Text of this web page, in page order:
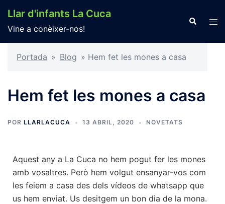
Llar d'infants La Cuca
Vine a conèixer-nos!
Portada » Blog » Hem fet les mones a casa
Hem fet les mones a casa
POR LLARLACUCA 13 ABRIL, 2020 NOVETATS
Aquest any a La Cuca no hem pogut fer les mones
amb vosaltres. Però hem volgut ensanyar-vos com
les feiem a casa des dels vídeos de whatsapp que
us hem enviat. Us desitgem un bon dia de la mona.